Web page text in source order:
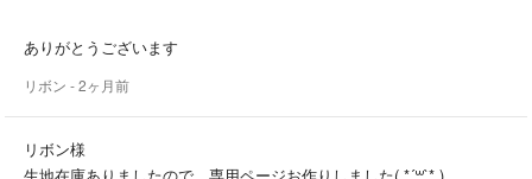
い期限の間が無駄になりますので(>_<))
※専用ページをお作りしても何のご連絡もない時は翌日削除させていた
だきます(>_<)
ありがとうございます
リボン - 2ヶ月前
リボン様